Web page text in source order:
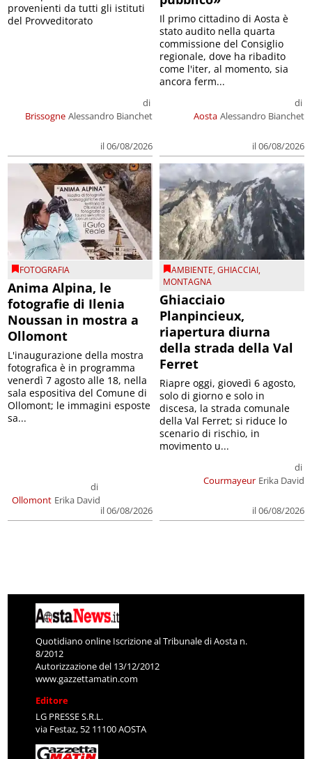
Brissogne
di
Alessandro Bianchet
il 06/08/2026
provenienti da tutti gli istituti
del Provveditorato
Aosta
di
Alessandro Bianchet
il 06/08/2026
Il primo cittadino di Aosta è
stato audito nella quarta
commissione del Consiglio
regionale, dove ha ribadito
come l'iter, al momento, sia
ancora ferm...
FOTOGRAFIA
Anima Alpina, le
fotografie di Ilenia
Noussan in mostra a
Ollomont
Ollomont
di
Erika David
il 06/08/2026
L'inaugurazione della mostra
fotografica è in programma
venerdì 7 agosto alle 18, nella
sala espositiva del Comune di
Ollomont; le immagini esposte
sa...
AMBIENTE,GHIACCIAI,
MONTAGNA
Ghiacciaio
Planpincieux,
riapertura diurna
della strada della Val
Ferret
Courmayeur
di
Erika David
il 06/08/2026
Riapre oggi, giovedì 6 agosto,
solo di giorno e solo in
discesa, la strada comunale
della Val Ferret; si riduce lo
scenario di rischio, in
movimento u...
Quotidiano online Iscrizione al Tribunale di Aosta n.
8/2012
Autorizzazione del 13/12/2012
www.gazzettamatin.com
Editore
LG PRESSE S.R.L.
via Festaz, 52 11100 AOSTA